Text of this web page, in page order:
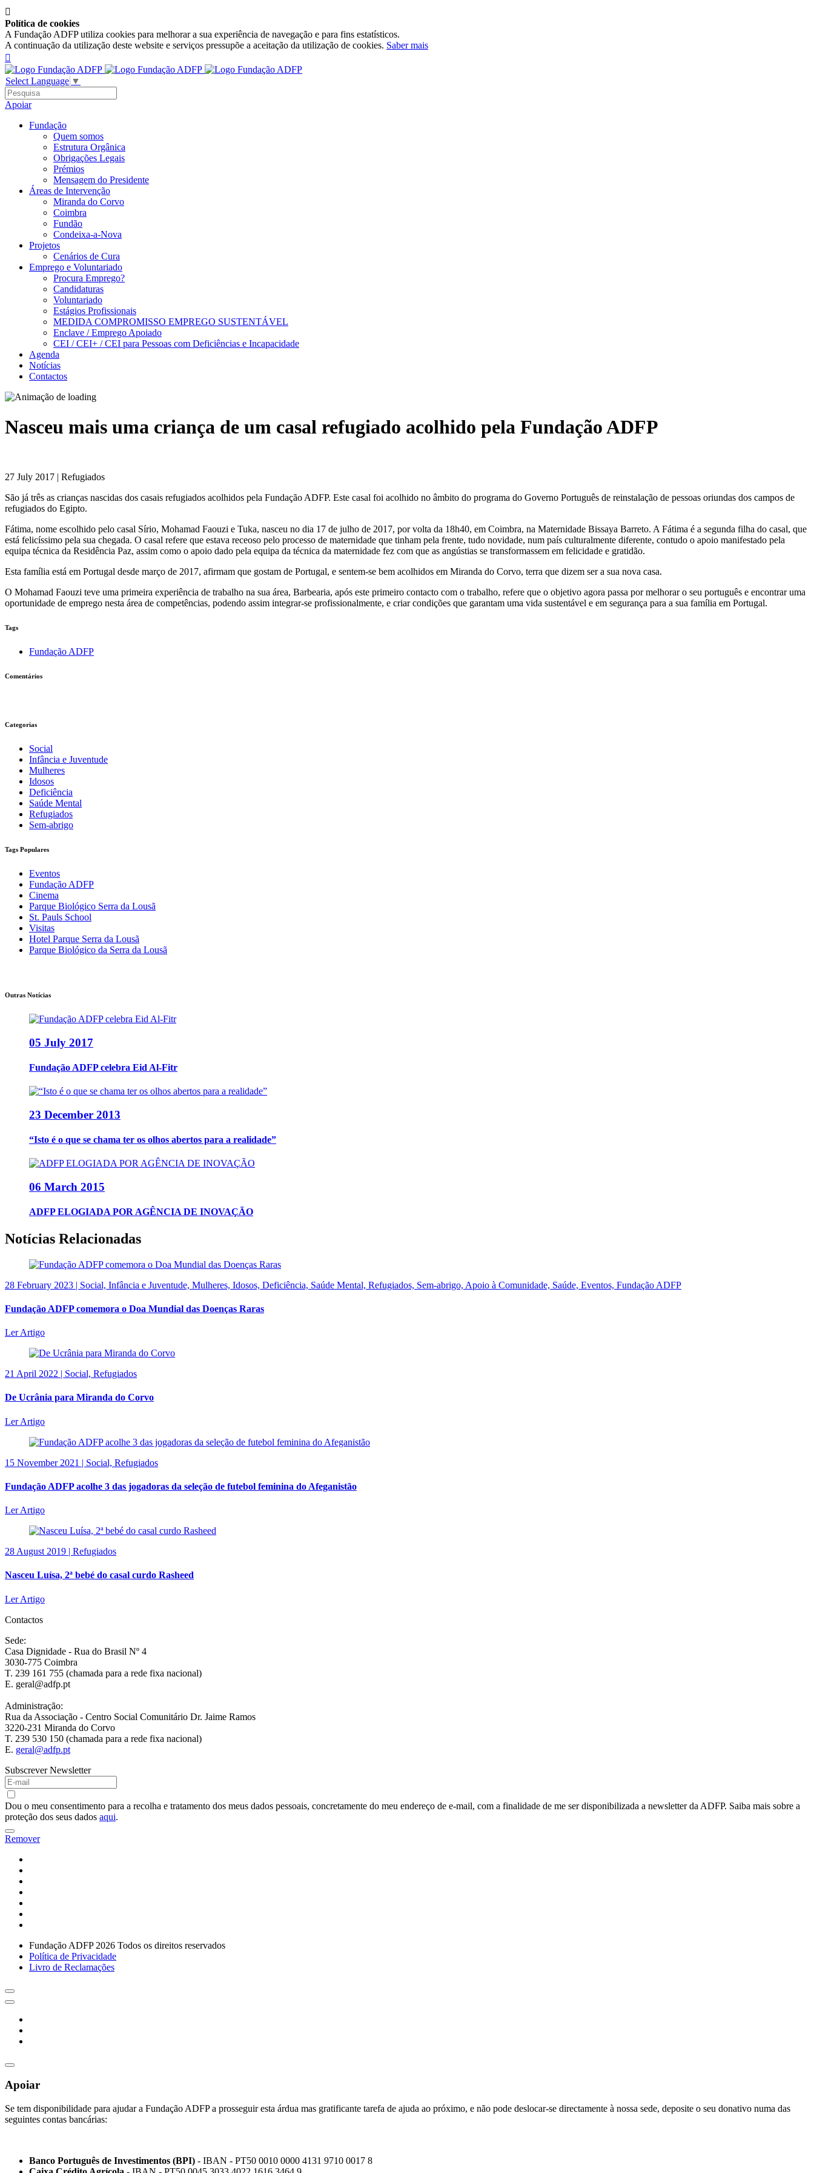

Política de cookies
A Fundação ADFP utiliza cookies para melhorar a sua experiência de navegação e para fins estatísticos.
A continuação da utilização deste website e serviços pressupõe a aceitação da utilização de cookies. Saber mais

Select Language ▼
Apoiar
Fundação
Quem somos
Estrutura Orgânica
Obrigações Legais
Prémios
Mensagem do Presidente
Áreas de Intervenção
Miranda do Corvo
Coimbra
Fundão
Condeixa-a-Nova
Projetos
Cenários de Cura
Emprego e Voluntariado
Procura Emprego?
Candidaturas
Voluntariado
Estágios Profissionais
MEDIDA COMPROMISSO EMPREGO SUSTENTÁVEL
Enclave / Emprego Apoiado
CEI / CEI+ / CEI para Pessoas com Deficiências e Incapacidade
Agenda
Notícias
Contactos
Nasceu mais uma criança de um casal refugiado acolhido pela Fundação ADFP
27 July 2017 | Refugiados
São já três as crianças nascidas dos casais refugiados acolhidos pela Fundação ADFP. Este casal foi acolhido no âmbito do programa do Governo Português de reinstalação de pessoas oriundas dos campos de
refugiados do Egipto.
Fátima, nome escolhido pelo casal Sírio, Mohamad Faouzi e Tuka, nasceu no dia 17 de julho de 2017, por volta da 18h40, em Coimbra, na Maternidade Bissaya Barreto. A Fátima é a segunda filha do casal, que
está felicíssimo pela sua chegada. O casal refere que estava receoso pelo processo de maternidade que tinham pela frente, tudo novidade, num país culturalmente diferente, contudo o apoio manifestado pela
equipa técnica da Residência Paz, assim como o apoio dado pela equipa da técnica da maternidade fez com que as angústias se transformassem em felicidade e gratidão.
Esta família está em Portugal desde março de 2017, afirmam que gostam de Portugal, e sentem-se bem acolhidos em Miranda do Corvo, terra que dizem ser a sua nova casa.
O Mohamad Faouzi teve uma primeira experiência de trabalho na sua área, Barbearia, após este primeiro contacto com o trabalho, refere que o objetivo agora passa por melhorar o seu português e encontrar uma
oportunidade de emprego nesta área de competências, podendo assim integrar-se profissionalmente, e criar condições que garantam uma vida sustentável e em segurança para a sua família em Portugal.
Tags
Fundação ADFP
Comentários
Categorias
Social
Infância e Juventude
Mulheres
Idosos
Deficiência
Saúde Mental
Refugiados
Sem-abrigo
Tags Populares
Eventos
Fundação ADFP
Cinema
Parque Biológico Serra da Lousã
St. Pauls School
Visitas
Hotel Parque Serra da Lousã
Parque Biológico da Serra da Lousã
Outras Notícias
05 July 2017
Fundação ADFP celebra Eid Al-Fitr
23 December 2013
“Isto é o que se chama ter os olhos abertos para a realidade”
06 March 2015
ADFP ELOGIADA POR AGÊNCIA DE INOVAÇÃO
Notícias Relacionadas
28 February 2023 | Social, Infância e Juventude, Mulheres, Idosos, Deficiência, Saúde Mental, Refugiados, Sem-abrigo, Apoio à Comunidade, Saúde, Eventos, Fundação ADFP
Fundação ADFP comemora o Doa Mundial das Doenças Raras
Ler Artigo
21 April 2022 | Social, Refugiados
De Ucrânia para Miranda do Corvo
Ler Artigo
15 November 2021 | Social, Refugiados
Fundação ADFP acolhe 3 das jogadoras da seleção de futebol feminina do Afeganistão
Ler Artigo
28 August 2019 | Refugiados
Nasceu Luísa, 2ª bebé do casal curdo Rasheed
Ler Artigo
Contactos
Sede:
Casa Dignidade - Rua do Brasil Nº 4
3030-775 Coimbra
T. 239 161 755 (chamada para a rede fixa nacional)
E. geral@adfp.pt
Administração:
Rua da Associação - Centro Social Comunitário Dr. Jaime Ramos
3220-231 Miranda do Corvo
T. 239 530 150 (chamada para a rede fixa nacional)
E. geral@adfp.pt
Subscrever Newsletter
Dou o meu consentimento para a recolha e tratamento dos meus dados pessoais, concretamente do meu endereço de e-mail, com a finalidade de me ser disponibilizada a newsletter da ADFP. Saiba mais sobre a
proteção dos seus dados aqui.
Remover
Fundação ADFP 2026 Todos os direitos reservados
Política de Privacidade
Livro de Reclamações
Apoiar
Se tem disponibilidade para ajudar a Fundação ADFP a prosseguir esta árdua mas gratificante tarefa de ajuda ao próximo, e não pode deslocar-se directamente à nossa sede, deposite o seu donativo numa das
seguintes contas bancárias:
Banco Português de Investimentos (BPI) - IBAN - PT50 0010 0000 4131 9710 0017 8